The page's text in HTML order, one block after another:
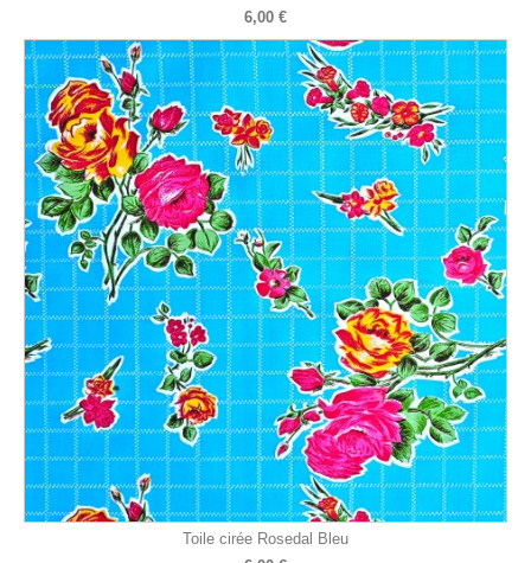
6,00 €
Toile cirée Rosedal Bleu